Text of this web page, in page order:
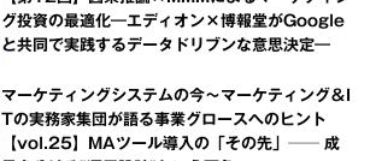
グ投資の最適化―エディオン×博報堂がGoogle
と共同で実践するデータドリブンな意思決定―
マーケティングシステムの今～マーケティング＆I
Tの実務家集団が語る事業グロースへのヒント
【vol.25】MAツール導入の「その先」── 成